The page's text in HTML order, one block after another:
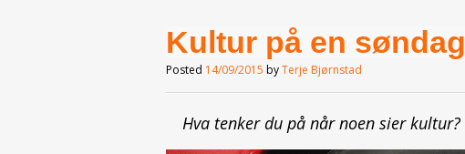
Kultur på en søndag
Posted 14/09/2015 byTerje Bjørnstad
Hva tenker du på når noen sier kultur?